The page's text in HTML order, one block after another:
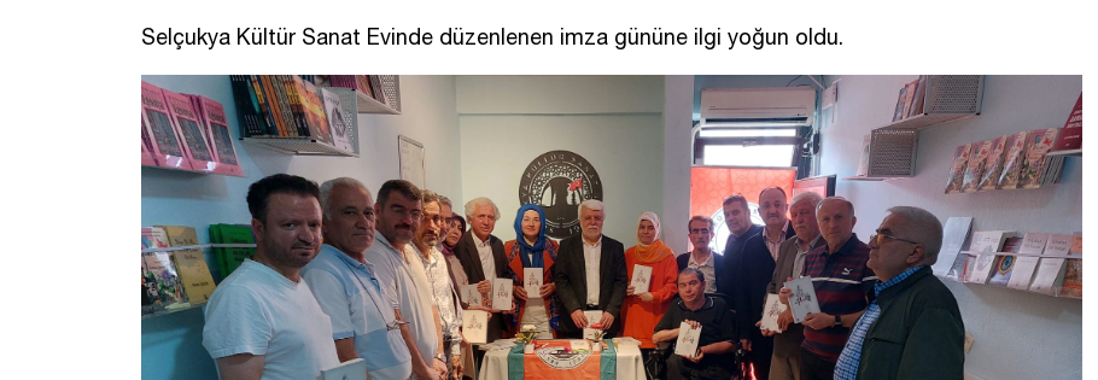
Selçukya Kültür Sanat Evinde düzenlenen imza gününe ilgi yoğun oldu.